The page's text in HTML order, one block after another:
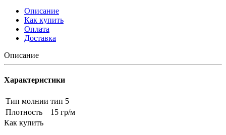
Описание
Как купить
Оплата
Доставка
Описание
Характеристики
Тип молнии тип 5
Плотность
15 гр/м
Как купить